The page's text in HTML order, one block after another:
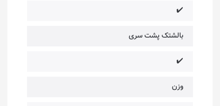
✔️
بالشتک پشت سری
✔️
وزن